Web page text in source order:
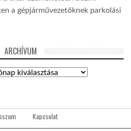
a gépjárművezetőknek parkolási
ARCHÍVUM
Kapcsolat